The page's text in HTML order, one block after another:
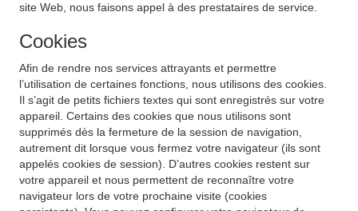
site Web, nous faisons appel à des prestataires de service.
Cookies
Afin de rendre nos services attrayants et permettre
l’utilisation de certaines fonctions, nous utilisons des cookies.
Il s’agit de petits fichiers textes qui sont enregistrés sur votre
appareil. Certains des cookies que nous utilisons sont
supprimés dès la fermeture de la session de navigation,
autrement dit lorsque vous fermez votre navigateur (ils sont
appelés cookies de session). D’autres cookies restent sur
votre appareil et nous permettent de reconnaître votre
navigateur lors de votre prochaine visite (cookies